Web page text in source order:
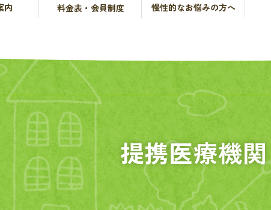
内 料金表・会員制度 慢性的なお悩みの方へ
提携医療機関